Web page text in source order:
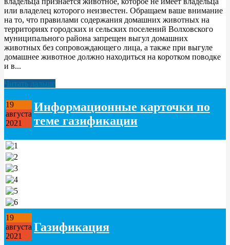
или владелец которого неизвестен. Обращаем ваше внимание
на то, что правилами содержания домашних животных на
территориях городских и сельских поселений Волховского
муниципального района запрещен выгул домашних
животных без сопровождающего лица, а также при выгуле
домашнее животное должно находиться на коротком поводке
и в...
Читать дальше
19
августа
2021
Информационные карточки по
теме газификации
19
августа
2021
Газификация